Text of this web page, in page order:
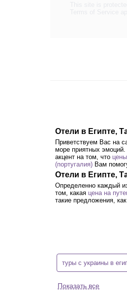
Отели в Египте,
Приветствуем Вас на
море приятных
акцент на том, что
(португалия) Вам
Отели в Египте,
Определенно каждый
том, какая цена на
такие предложения, как
туры с украины в
Показать все